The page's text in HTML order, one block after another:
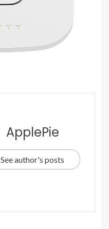
ApplePie
See author's posts